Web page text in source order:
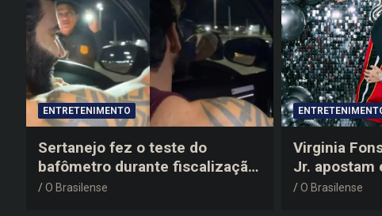
ENTRETENIMENTO
Sertanejo fez o teste do
bafômetro durante fiscalização
na estrada, deu resultado
O Brasilense
Virginia
Jr. apostam
anos 2000
O Brasilense